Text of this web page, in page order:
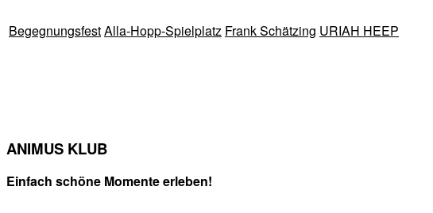
BegegnungsfestAlla-Hopp-Spielplatz Frank Schätzing URIAH HEEP
ANIMUS KLUB
Einfach schöne Momente erleben!